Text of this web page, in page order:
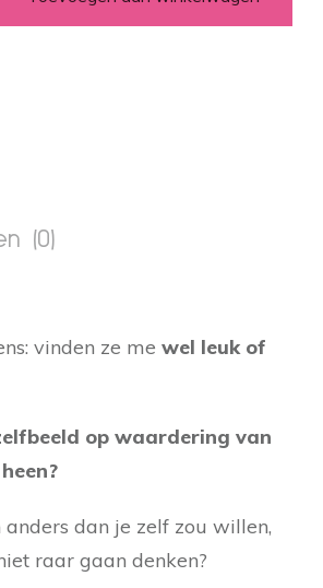
(0)
vinden ze me wel leuk of
op waardering van
anders dan je zelf zou willen,
raar gaan denken?